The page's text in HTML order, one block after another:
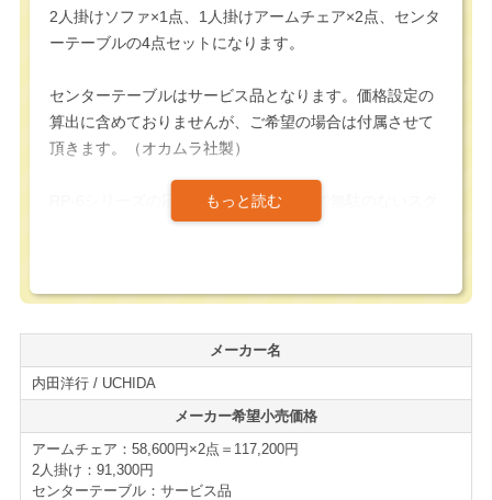
2人掛けソファ×1点、1人掛けアームチェア×2点、センタ
ーテーブルの4点セットになります。
センターテーブルはサービス品となります。価格設定の
算出に含めておりませんが、ご希望の場合は付属させて
頂きます。（オカムラ社製）
RP-6シリーズの応接セットのシンプルで無駄のないスク
エアなフォルムは、モダンなオフィスから伝統的な役員
2人掛けのサイズでW1235/D685/H750㎜とコンパクトな
設計となっており、限られたスペースでも本格的な応接
コーナーを構築する事は可能です。
張り地には上質な合成皮革（PVCレザー）を採用してい
ます。見た目の高級感を演出すると共に、水拭き等で簡
単にメンテナンスが可能なため、不特定多数の方が利用
メーカー名
内田洋行 / UCHIDA
メーカー希望小売価格
アームチェア：58,600円×2点＝117,200円
2人掛け：91,300円
センターテーブル：サービス品